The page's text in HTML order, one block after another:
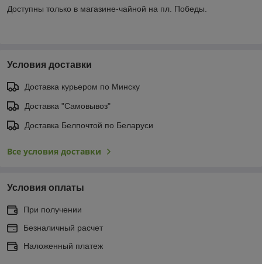
Доступны только в магазине-чайной на пл. Победы.
Условия доставки
Доставка курьером по Минску
Доставка "Самовывоз"
Доставка Белпочтой по Беларуси
Все условия доставки
Условия оплаты
При получении
Безналичный расчет
Наложенный платеж